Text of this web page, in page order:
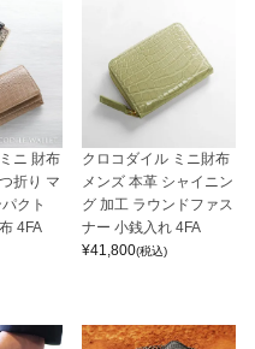
ニ 財布
折り マ
クト
4FA
クロコダイル ミニ財布
メンズ 本革 シャイニン
グ 加工 ラウンドファス
ナー 小銭入れ 4FA
¥41,800(税込)